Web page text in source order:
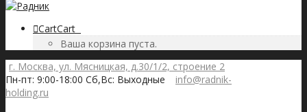
CartCart
Ваша корзина пуста.
г. Москва, ул. Мясницкая, д.30/1/2, строение 2
Пн-пт: 9:00-18:00 Сб,Вс: Выходные
info@radnik-
holding.ru